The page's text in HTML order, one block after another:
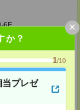
か？
1/10
当プレゼ
×
6F